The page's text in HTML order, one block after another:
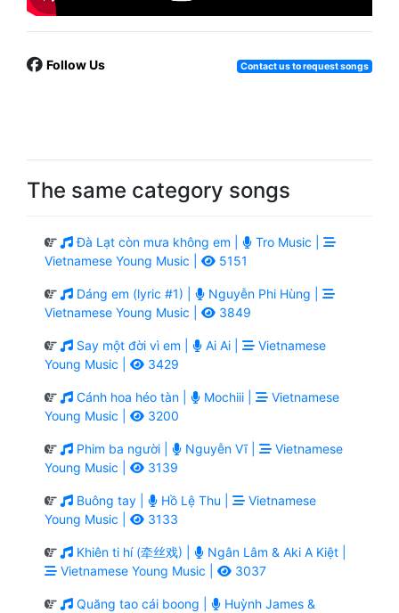
Follow Us Contact us to request songs
The same category songs
Đà Lạt còn mưa không em |
Tro Music |
Vietnamese Young Music |
5151
Dáng em (lyric #1) |
Nguyễn Phi Hùng |
Vietnamese Young Music |
3849
Say một đời vì em | Ai Ai |
Vietnamese
Young Music |
3429
Cánh hoa héo tàn | Mochiii |
Vietnamese
Young Music |
3200
Phim ba người | Nguyễn Vĩ |
Vietnamese
Young Music |
3139
Buông tay | Hồ Lệ Thu |
Vietnamese
Young Music |
3133
Khiên ti hí (牵丝戏) |
Ngân Lâm & Aki A Kiệt |
Vietnamese Young Music |
3037
Quăng tao cái boong |
Huỳnh James &